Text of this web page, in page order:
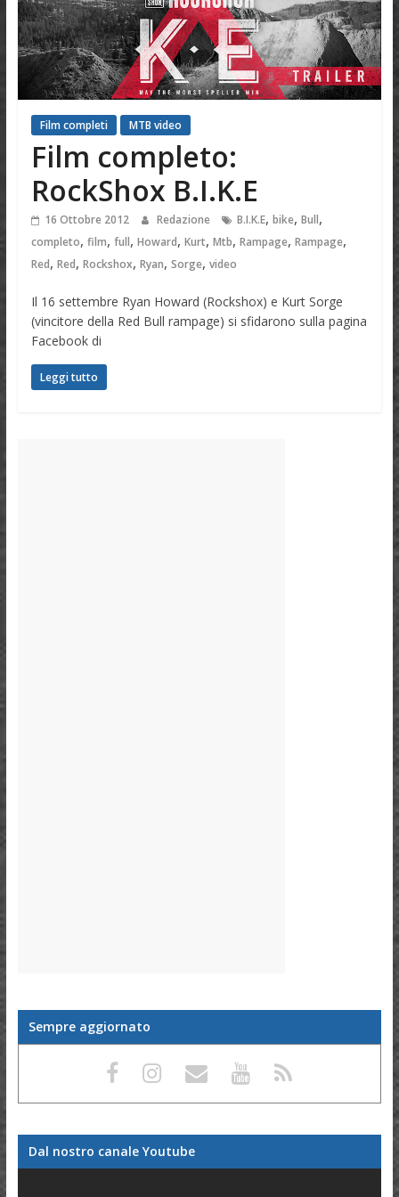
Film completi MTB video
Film completo:
RockShox B.I.K.E
16 Ottobre 2012 Redazione B.I.K.E, bike, Bull,
completo, film, full, Howard, Kurt, Mtb, Rampage, Rampage,
Red, Red, Rockshox, Ryan, Sorge, video
Il 16 settembre Ryan Howard (Rockshox) e Kurt Sorge
(vincitore della Red Bull rampage) si sfidarono sulla pagina
Facebook di
Leggi tutto
Sempre aggiornato
Dal nostro canale Youtube